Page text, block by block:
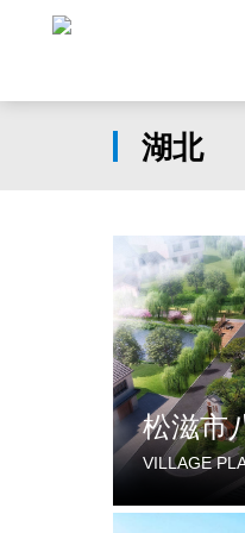
湖北